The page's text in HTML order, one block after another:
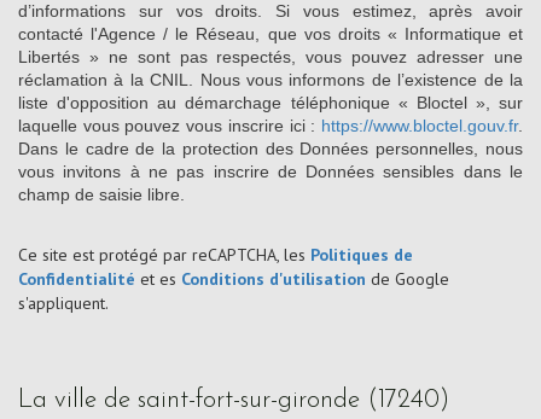
d’informations sur vos droits. Si vous estimez, après avoir
contacté l'Agence / le Réseau, que vos droits « Informatique et
Libertés » ne sont pas respectés, vous pouvez adresser une
réclamation à la CNIL. Nous vous informons de l’existence de la
liste d'opposition au démarchage téléphonique « Bloctel », sur
laquelle vous pouvez vous inscrire ici : https://www.bloctel.gouv.fr.
Dans le cadre de la protection des Données personnelles, nous
vous invitons à ne pas inscrire de Données sensibles dans le
champ de saisie libre.
Ce site est protégé par reCAPTCHA, les Politiques de
Confidentialité et es Conditions d'utilisation de Google
s'appliquent.
la ville de saint-fort-sur-gironde (17240)